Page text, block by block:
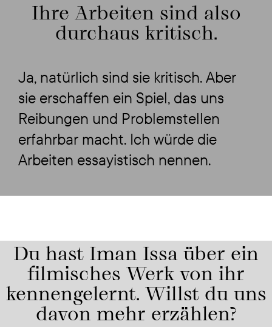
Ihre Arbeiten sind also
durchaus kritisch.
Ja, natürlich sind sie kritisch. Aber
sie erschaffen ein Spiel, das uns
Reibungen und Problemstellen
erfahrbar macht. Ich würde die
Arbeiten essayistisch nennen.
Du hast Iman Issa über ein
filmisches Werk von ihr
kennengelernt. Willst du uns
davon mehr erzählen?